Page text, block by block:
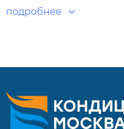
функциональностью и
Датчик слежения,
людей и автоматически
помещении.
подробнее